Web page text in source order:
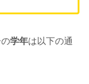
学年は以下の通